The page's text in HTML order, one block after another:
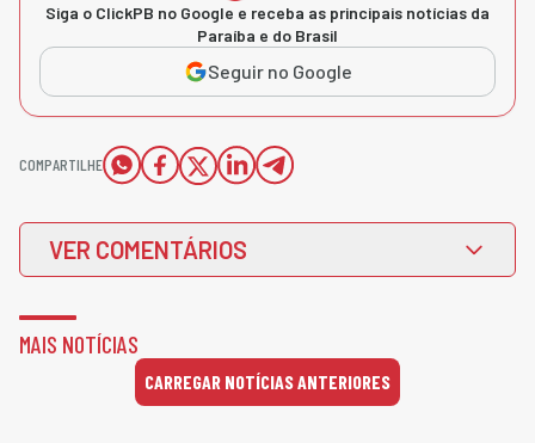
Siga o ClickPB no Google e receba as principais notícias da
Paraíba e do Brasil
Seguir no Google
COMPARTILHE
VER COMENTÁRIOS
MAIS NOTÍCIAS
CARREGAR NOTÍCIAS ANTERIORES